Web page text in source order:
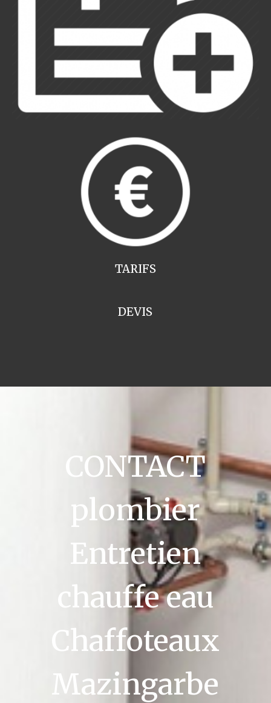
TARIFS
DEVIS
CONTACT
plombier
Entretien
chauffe eau
Chaffoteaux
Mazingarbe